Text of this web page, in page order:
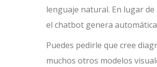
lenguaje natural. En lugar
el chatbot genera
Puedes pedirle que cree
muchos otros modelos